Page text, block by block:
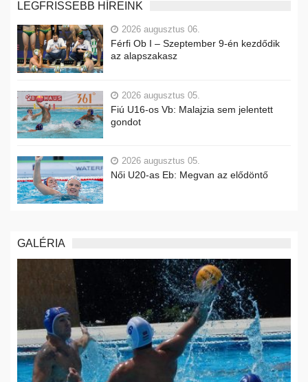
LEGFRISSEBB HÍREINK
2026 augusztus 06.
Férfi Ob I – Szeptember 9-én kezdődik
az alapszakasz
2026 augusztus 05.
Fiú U16-os Vb: Malajzia sem jelentett
gondot
2026 augusztus 05.
Női U20-as Eb: Megvan az elődöntő
GALÉRIA